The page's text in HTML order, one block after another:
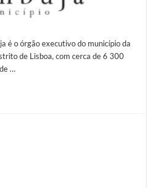
é o órgão executivo do município da
de Lisboa, com cerca de 6 300
…